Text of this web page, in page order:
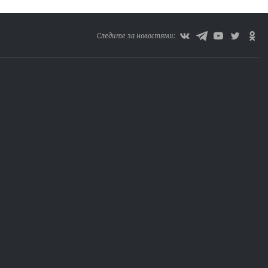
Следите за новостями: